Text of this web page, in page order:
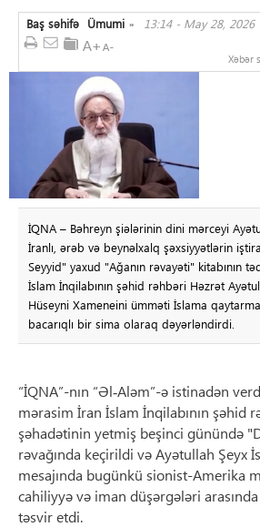
Baş səhifə »
Ümumi 13:14 - May 28, 2026
Xəbər
İQNA – Bəhreyn şiələrinin dini mərceyi
İranlı, ərəb və beynəlxalq şəxsiyyətlərin
Seyyid" yaxud "Ağanın rəvayəti" kitabının
İslam İnqilabının şəhid rəhbəri Həzrət
Hüseyni Xameneini ümməti İslama
bacarıqlı bir sima olaraq dəyərləndirdi.
“İQNA”-nın “Əl‑Aləm”-ə istinadən
mərasim İran İslam İnqilabının şəhid
şəhadətinin yetmiş beşinci günündə
rəvağında keçirildi və Ayətullah Şeyx
mesajında bugünkü sionist-Amerika
cahiliyyə və iman düşərgələri
təsvir etdi.